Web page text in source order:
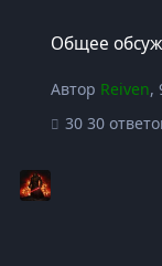
Общее
Автор Reiven,
30